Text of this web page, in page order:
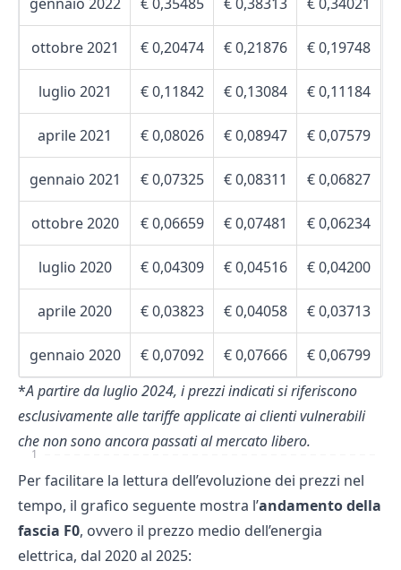
ottobre 2021 € 0,20474 € 0,21876 € 0,19748
luglio 2021 € 0,11842 € 0,13084 € 0,11184
aprile 2021 € 0,08026 € 0,08947 € 0,07579
gennaio 2021 € 0,07325 € 0,08311 € 0,06827
ottobre 2020 € 0,06659 € 0,07481 € 0,06234
luglio 2020 € 0,04309 € 0,04516 € 0,04200
aprile 2020 € 0,03823 € 0,04058 € 0,03713
gennaio 2020 € 0,07092 € 0,07666
€ 0,06799
*A partire da luglio 2024, i prezzi indicati si riferiscono
esclusivamente alle tariffe applicate ai clienti vulnerabili
che non sono ancora passati almercato libero.
Per facilitare la lettura dell’evoluzione dei prezzi nel
tempo, il grafico seguente mostra l’andamento della
fascia F0, ovvero il prezzo medio dell’energia
elettrica, dal 2020 al 2025:
1